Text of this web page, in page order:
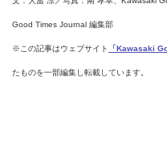
Good Times Journal 編集部
※この記事はウェブサイト 「Kawasaki
たものを一部編集し転載しています。